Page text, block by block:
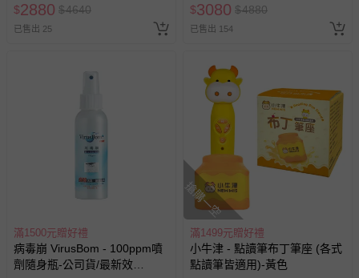
$2880 $4640
已售出 25
$3080 $4880
已售出 154
滿1500元贈好禮
病毒崩 VirusBom - 100ppm噴
劑隨身瓶-公司貨/最新效
搶購一空
滿1499元贈好禮
小牛津 - 點讀筆布丁筆座 (各式
點讀筆皆適用)-黃色